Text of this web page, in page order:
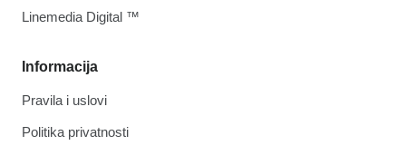
Informacija
Pravila i uslovi
Politika privatnosti
Linemedia Digital ™